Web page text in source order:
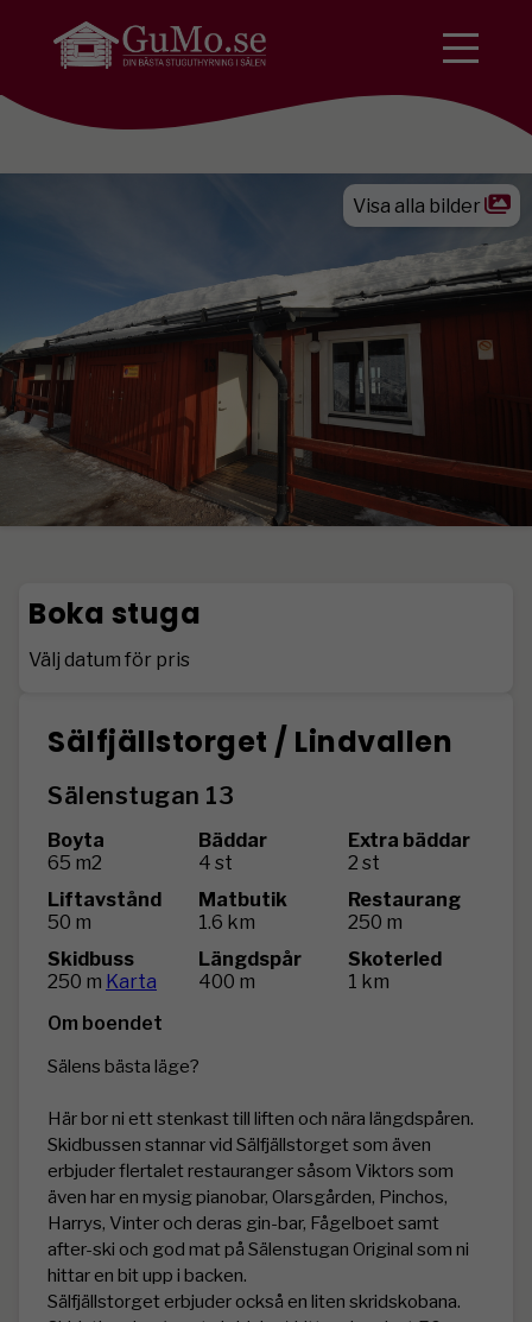
Visa alla bilder
Sälfjällstorget / Lindvallen
Sälenstugan 13
Boyta
65 m2
Bäddar
4 st
Extra bäddar
2 st
Liftavstånd
50 m
Matbutik
1.6 km
Restaurang
250 m
Skidbuss
250 m Karta
Längdspår
400 m
Skoterled
1 km
Om boendet
Sälens bästa läge?
Här bor ni ett stenkast till liften och nära längdspåren.
Skidbussen stannar vid Sälfjällstorget som även
erbjuder flertalet restauranger såsom Viktors som
även har en mysig pianobar, Olarsgården, Pinchos,
Harrys, Vinter och deras gin-bar, Fågelboet samt
after-ski och god mat på Sälenstugan Original som ni
hittar en bit upp i backen.
Sälfjällstorget erbjuder också en liten skridskobana.
Boka stuga
Välj datum för pris